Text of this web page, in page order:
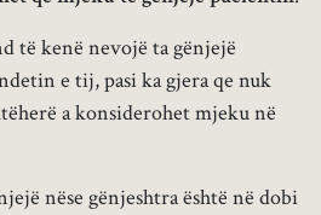
të kenë nevojë ta gënjejë
e tij, pasi ka gjera qe nuk
a konsiderohet mjeku në
nëse gënjeshtra është në dobi